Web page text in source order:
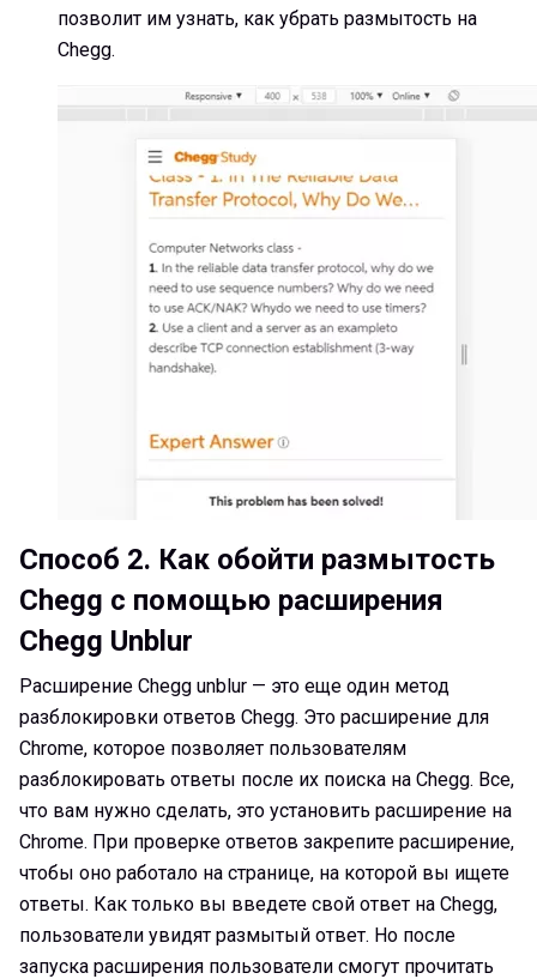
позволит им узнать, как убрать размытость на
Chegg.
Способ 2. Как обойти размытость
Chegg с помощью расширения
Chegg Unblur
Расширение Chegg unblur — это еще один метод
разблокировки ответов Chegg. Это расширение для
Chrome, которое позволяет пользователям
разблокировать ответы после их поиска на Chegg. Все,
что вам нужно сделать, это установить расширение на
Chrome. При проверке ответов закрепите расширение,
чтобы оно работало на странице, на которой вы ищете
ответы. Как только вы введете свой ответ на Chegg,
пользователи увидят размытый ответ. Но после
запуска расширения пользователи смогут прочитать